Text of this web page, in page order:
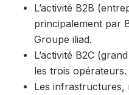
L’activité B2B
principalement par
Groupe iliad.
L’activité B2C
les trois opérateurs.
Les infrastructures,